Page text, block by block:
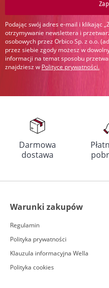
Podając swój adres e-mail i klikając
otrzymywanie newslettera i
osobowych przez Orbico Sp. z o.o.
przez siebie zgody możesz w
informacji na temat sposobu
znajdziesz w Polityce prywatności.
Darmowa
dostawa
Warunki zakupów
Regulamin
Polityka prywatności
Klauzula informacyjna Wella
Polityka cookies